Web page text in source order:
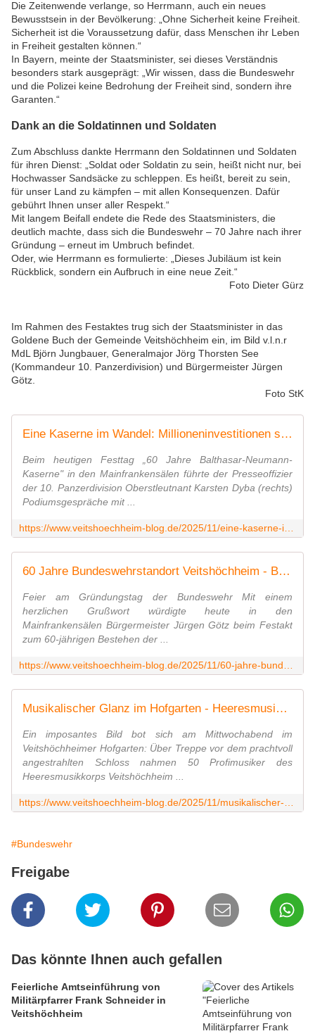
Die Zeitenwende verlange, so Herrmann, auch ein neues
Bewusstsein in der Bevölkerung: „Ohne Sicherheit keine Freiheit.
Sicherheit ist die Voraussetzung dafür, dass Menschen ihr Leben
in Freiheit gestalten können.“
In Bayern, meinte der Staatsminister, sei dieses Verständnis
besonders stark ausgeprägt: „Wir wissen, dass die Bundeswehr
und die Polizei keine Bedrohung der Freiheit sind, sondern ihre
Garanten.“
Dank an die Soldatinnen und Soldaten
Zum Abschluss dankte Herrmann den Soldatinnen und Soldaten
für ihren Dienst: „Soldat oder Soldatin zu sein, heißt nicht nur, bei
Hochwasser Sandsäcke zu schleppen. Es heißt, bereit zu sein,
für unser Land zu kämpfen – mit allen Konsequenzen. Dafür
gebührt Ihnen unser aller Respekt.“
Mit langem Beifall endete die Rede des Staatsministers, die
deutlich machte, dass sich die Bundeswehr – 70 Jahre nach ihrer
Gründung – erneut im Umbruch befindet.
Oder, wie Herrmann es formulierte: „Dieses Jubiläum ist kein
Rückblick, sondern ein Aufbruch in eine neue Zeit.“
Foto Dieter Gürz
Im Rahmen des Festaktes trug sich der Staatsminister in das
Goldene Buch der Gemeinde Veitshöchheim ein, im Bild v.l.n.r
MdL Björn Jungbauer, Generalmajor Jörg Thorsten See
(Kommandeur 10. Panzerdivision) und Bürgermeister Jürgen
Götz.
Foto StK
Eine Kaserne im Wandel: Millioneninvestitionen sichern den Bundeswehr-Standort Veitshöchheim - Veitshöchheim News
Beim heutigen Festtag „60 Jahre Balthasar-Neumann-
Kaserne" in den Mainfrankensälen führte der Presseoffizier
der 10. Panzerdivision Oberstleutnant Karsten Dyba (rechts)
Podiumsgespräche mit ...
60 Jahre Bundeswehrstandort Veitshöchheim - Bürgermeister Götz würdigt „Partnerschaft auf Augenhöhe" - Veitshöchheim News
Feier am Gründungstag der Bundeswehr Mit einem
herzlichen Grußwort würdigte heute in den
Mainfrankensälen Bürgermeister Jürgen Götz beim Festakt
zum 60-jährigen Bestehen der ...
Musikalischer Glanz im Hofgarten - Heeresmusikkorps Veitshöchheim begeistert zum Jubiläum der Balthasar-Neumann-Kaserne - Veitshöchheim News
Ein imposantes Bild bot sich am Mittwochabend im
Veitshöchheimer Hofgarten: Über Treppe vor dem prachtvoll
angestrahlten Schloss nahmen 50 Profimusiker des
Heeresmusikkorps Veitshöchheim ...
#Bundeswehr
Freigabe
Das könnte Ihnen auch gefallen
Feierliche Amtseinführung von
Militärpfarrer Frank Schneider in
Veitshöchheim